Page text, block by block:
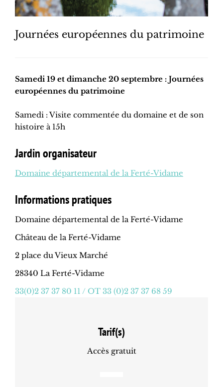
Journées européennes du patrimoine
Samedi 19 et dimanche 20 septembre : Journées
européennes du patrimoine
Samedi : Visite commentée du domaine et de son
histoire à 15h
Jardin organisateur
Domaine départemental de la Ferté-Vidame
Informations pratiques
Domaine départemental de la Ferté-Vidame
Château de la Ferté-Vidame
2 place du Vieux Marché
28340 La Ferté-Vidame
33(0)2 37 37 80 11 / OT 33 (0)2 37 37 68 59
Tarif(s)
Accès gratuit